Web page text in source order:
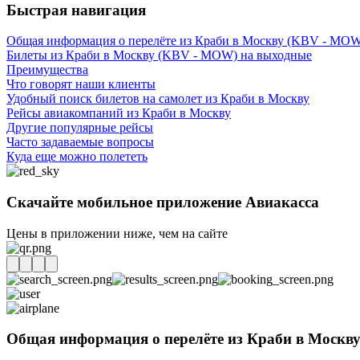
Быстрая навигация
Общая информация о перелёте из Краби в Москву (KBV -
Билеты из Краби в Москву (KBV - MOW) на выходные
Преимущества
Что говорят наши клиенты
Удобный поиск билетов на самолет из Краби в Москву
Рейсы авиакомпаний из Краби в Москву
Другие популярные рейсы
Часто задаваемые вопросы
Куда еще можно полететь
Скачайте мобильное приложение Авиакасса
Цены в приложении ниже, чем на сайте
Общая информация о перелёте из Краби в